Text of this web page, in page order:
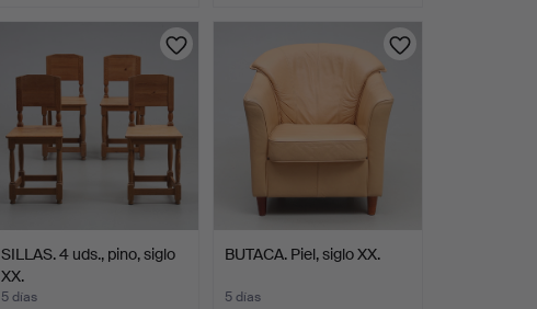
SILLAS. 4 uds., pino, siglo
XX.
5 días
BUTACA. Piel, siglo XX.
5 días